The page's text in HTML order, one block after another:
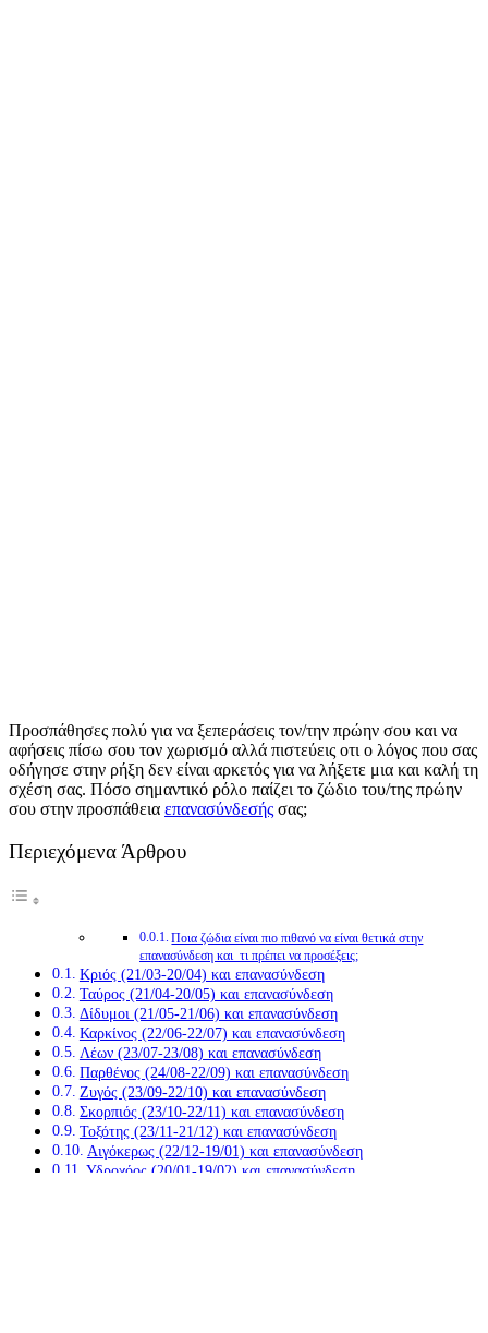
Προσπάθησες πολύ για να ξεπεράσεις τον/την πρώην σου και να
αφήσεις πίσω σου τον χωρισμό αλλά πιστεύεις οτι ο λόγος που σας
οδήγησε στην ρήξη δεν είναι αρκετός για να λήξετε μια και καλή τη
σχέση σας. Πόσο σημαντικό ρόλο παίζει το ζώδιο του/της πρώην
σου στην προσπάθεια επανασύνδεσής σας;
Περιεχόμενα Άρθρου
Ποια ζώδια είναι πιο πιθανό να είναι θετικά στην
επανασύνδεση και τι πρέπει να προσέξεις;
Κριός (21/03-20/04) και επανασύνδεση
Ταύρος (21/04-20/05) και επανασύνδεση
Δίδυμοι (21/05-21/06) και επανασύνδεση
Καρκίνος (22/06-22/07) και επανασύνδεση
Λέων (23/07-23/08) και επανασύνδεση
Παρθένος (24/08-22/09) και επανασύνδεση
Ζυγός (23/09-22/10) και επανασύνδεση
Σκορπιός (23/10-22/11) και επανασύνδεση
Τοξότης (23/11-21/12) και επανασύνδεση
Αιγόκερως (22/12-19/01) και επανασύνδεση
Υδροχόος (20/01-19/02) και επανασύνδεση